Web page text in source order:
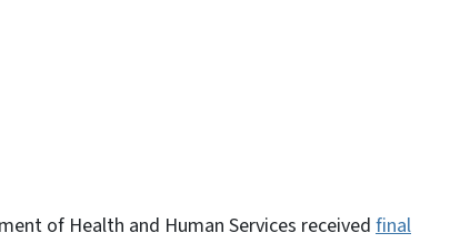
of Health and Human Services received final